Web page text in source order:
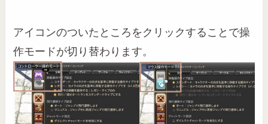
アイコンのついたところをクリックすることで操
作モードが切り替わります。